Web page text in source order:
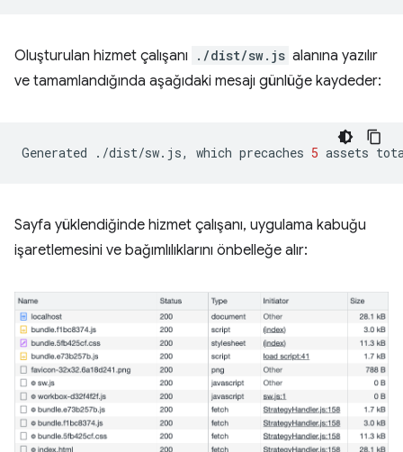
Oluşturulan hizmet çalışanı ./dist/sw.js alanına yazılır
ve tamamlandığında aşağıdaki mesajı günlüğe kaydeder:
Generated ./dist/sw.js, which precaches 5 assets
Sayfa yüklendiğinde hizmet çalışanı, uygulama kabuğu
işaretlemesini ve bağımlılıklarını önbelleğe alır: